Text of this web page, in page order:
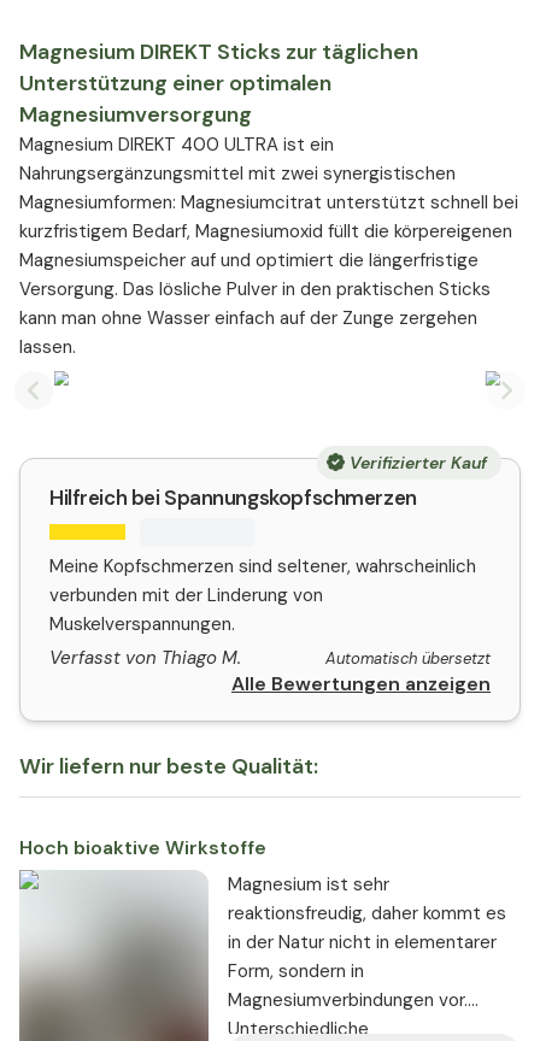
Magnesium DIREKT Sticks zur täglichen
Unterstützung einer optimalen
Magnesiumversorgung
Magnesium DIREKT 400 ULTRA ist ein
Nahrungsergänzungsmittel mit zwei synergistischen
Magnesiumformen: Magnesiumcitrat unterstützt schnell bei
kurzfristigem Bedarf, Magnesiumoxid füllt die körpereigenen
Magnesiumspeicher auf und optimiert die längerfristige
Versorgung. Das lösliche Pulver in den praktischen Sticks
kann man ohne Wasser einfach auf der Zunge zergehen
lassen.
Previous slide
Verifizierter Kauf
Hilfreich bei Spannungskopfschmerzen
Meine Kopfschmerzen sind seltener, wahrscheinlich
verbunden mit der Linderung von
Muskelverspannungen.
Verfasst von Thiago M.
Automatisch übersetzt
Alle Bewertungen anzeigen
Wir liefern nur beste Qualität:
Hoch bioaktive Wirkstoffe
Magnesium ist sehr
reaktionsfreudig, daher kommt es
in der Natur nicht in elementarer
Form, sondern in
Magnesiumverbindungen vor.
Unterschiedliche